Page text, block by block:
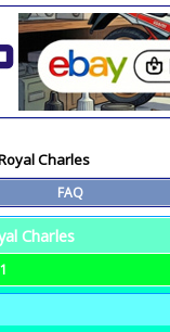
Charles
FAQ
Charles
1